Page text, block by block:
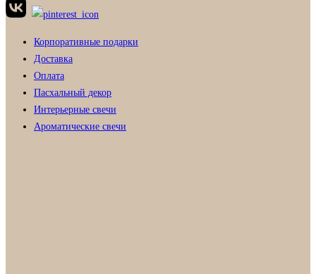
Корпоративные подарки
Доставка
Оплата
Пасхальный декор
Интерьерные свечи
Ароматические свечи